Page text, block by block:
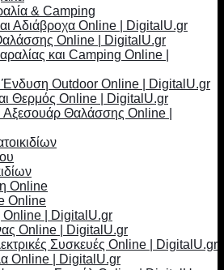
& Camping
Αδιάβροχα Online | DigitalU.gr
Online | DigitalU.gr
και Camping Online |
Ένδυση Outdoor Online | DigitalU.gr
Θερμός Online | DigitalU.gr
Αξεσουάρ Θαλάσσης Online |
Online
Online
Online | DigitalU.gr
Online | DigitalU.gr
Συσκευές Online | DigitalU.gr
Online | DigitalU.gr